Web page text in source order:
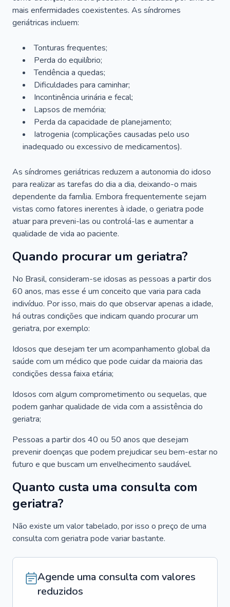
mais enfermidades coexistentes. As síndromes
geriátricas incluem:
Tonturas frequentes;
Perda do equilíbrio;
Tendência a quedas;
Dificuldades para caminhar;
Incontinência urinária e fecal;
Lapsos de memória;
Perda da capacidade de planejamento;
Iatrogenia (complicações causadas pelo uso
inadequado ou excessivo de medicamentos).
As síndromes geriátricas reduzem a autonomia do idoso
para realizar as tarefas do dia a dia, deixando-o mais
dependente da família. Embora frequentemente sejam
vistas como fatores inerentes à idade, o geriatra pode
atuar para preveni-las ou controlá-las e aumentar a
qualidade de vida ao paciente.
Quando procurar um geriatra?
No Brasil, consideram-se idosas as pessoas a partir dos
60 anos, mas esse é um conceito que varia para cada
indivíduo. Por isso, mais do que observar apenas a idade,
há outras condições que indicam quando procurar um
geriatra, por exemplo:
Idosos que desejam ter um acompanhamento global da
saúde com um médico que pode cuidar da maioria das
condições dessa faixa etária;
Idosos com algum comprometimento ou sequelas, que
podem ganhar qualidade de vida com a assistência do
geriatra;
Pessoas a partir dos 40 ou 50 anos que desejam
prevenir doenças que podem prejudicar seu bem-estar no
futuro e que buscam um envelhecimento saudável.
Quanto custa uma consulta com
geriatra?
Não existe um valor tabelado, por isso o preço de uma
consulta com geriatra pode variar bastante.
Agende uma consulta com valores
reduzidos